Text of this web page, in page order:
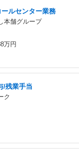
ルセンター業務
本舗グループ
万円
/残業手当
ク